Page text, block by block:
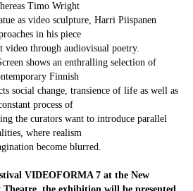
Timo Wright
as video sculpture, Harri Piispanen
in his piece
video through audiovisual poetry.
shows an enthralling selection of
Finnish
social change, transience of life as well as
process of
the curators want to introduce parallel
where realism
become blurred.
VIDEOFORMA 7 at the New